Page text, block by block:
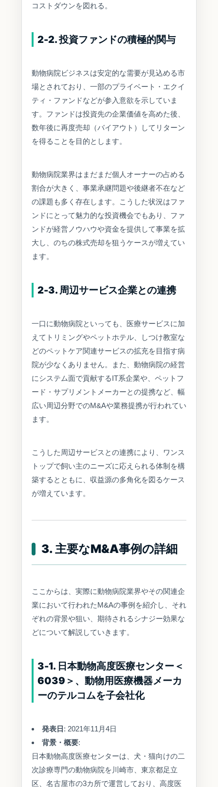
コストダウンを図れる。
2-2. 投資ファンドの積極的関与
動物病院ビジネスは安定的な需要が見込める市
場とされており、一部のプライベート・エクイ
ティ・ファンドなどが参入意欲を示していま
す。ファンドは投資先の企業価値を高めた後、
数年後に再度売却（バイアウト）してリターン
を得ることを目的とします。
動物病院業界はまだまだ個人オーナーの占める
割合が大きく、事業承継問題や後継者不在など
の課題も多く存在します。こうした状況はファ
ンドにとって魅力的な投資機会でもあり、ファ
ンドが経営ノウハウや資金を提供して事業を拡
大し、のちの株式売却を狙うケースが増えてい
ます。
2-3. 周辺サービス企業との連携
一口に動物病院といっても、医療サービスに加
えてトリミングやペットホテル、しつけ教室な
どのペットケア関連サービスの拡充を目指す病
院が少なくありません。また、動物病院の経営
にシステム面で貢献するIT系企業や、ペットフ
ード・サプリメントメーカーとの提携など、幅
広い周辺分野でのM&Aや業務提携が行われてい
ます。
こうした周辺サービスとの連携により、ワンス
トップで飼い主のニーズに応えられる体制を構
築するとともに、収益源の多角化を図るケース
が増えています。
3. 主要なM&A事例の詳細
ここからは、実際に動物病院業界やその関連企
業において行われたM&Aの事例を紹介し、それ
ぞれの背景や狙い、期待されるシナジー効果な
どについて解説していきます。
3-1. 日本動物高度医療センター＜
6039＞、動物用医療機器メーカ
ーのテルコムを子会社化
発表日 : 2021年11月4日
背景・概要:
日本動物高度医療センターは、犬・猫向けの二
次診療専門の動物病院を川崎市、東京都足立
区、名古屋市の3カ所で運営しており、高度医